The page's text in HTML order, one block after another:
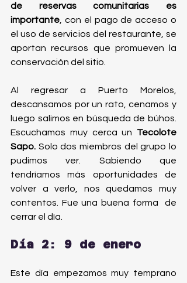
de reservas comunitarias es
importante , con el pago de acceso o
el uso de servicios del restaurante, se
aportan recursos que promueven la
conservación del sitio.
Al regresar a Puerto Morelos,
descansamos por un rato, cenamos y
luego salimos en búsqueda de búhos.
Escuchamos muy cerca un Tecolote
Sapo. Solo dos miembros del grupo lo
pudimos ver. Sabiendo que
tendríamos más oportunidades de
volver a verlo, nos quedamos muy
contentos. Fue una buena forma  de
cerrar el día.
Día 2: 9 de enero
Este día empezamos muy temprano